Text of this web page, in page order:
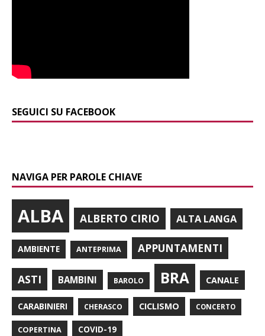
SEGUICI SU FACEBOOK
NAVIGA PER PAROLE CHIAVE
ALBA ALBERTO CIRIO ALTA LANGA
AMBIENTE ANTEPRIMA APPUNTAMENTI
ASTI BAMBINI BAROLO BRA CANALE
CARABINIERI CHERASCO CICLISMO CONCERTO
COPERTINA COVID-19